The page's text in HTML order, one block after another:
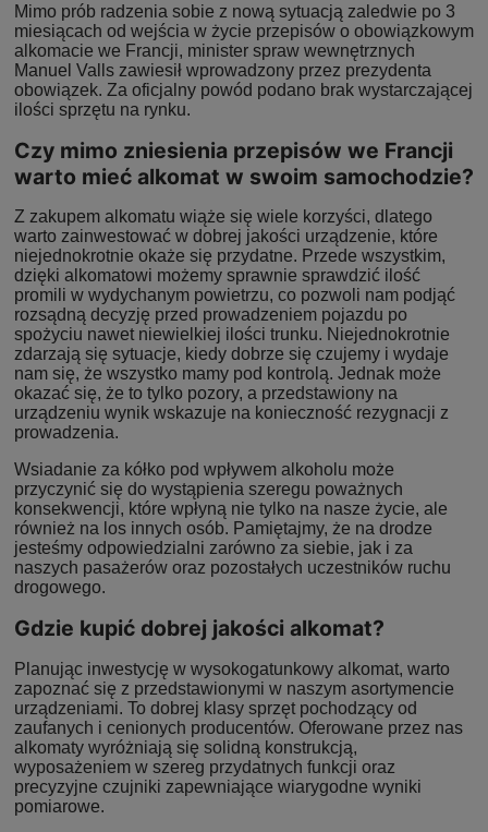
Mimo prób radzenia sobie z nową sytuacją zaledwie po 3
miesiącach od wejścia w życie przepisów o obowiązkowym
alkomacie we Francji, minister spraw wewnętrznych
Manuel Valls zawiesił wprowadzony przez prezydenta
obowiązek. Za oficjalny powód podano brak wystarczającej
ilości sprzętu na rynku.
Czy mimo zniesienia przepisów we Francji
warto mieć alkomat w swoim samochodzie?
Z zakupem alkomatu wiąże się wiele korzyści, dlatego
warto zainwestować w dobrej jakości urządzenie, które
niejednokrotnie okaże się przydatne. Przede wszystkim,
dzięki alkomatowi możemy sprawnie sprawdzić ilość
promili w wydychanym powietrzu, co pozwoli nam podjąć
rozsądną decyzję przed prowadzeniem pojazdu po
spożyciu nawet niewielkiej ilości trunku. Niejednokrotnie
zdarzają się sytuacje, kiedy dobrze się czujemy i wydaje
nam się, że wszystko mamy pod kontrolą. Jednak może
okazać się, że to tylko pozory, a przedstawiony na
urządzeniu wynik wskazuje na konieczność rezygnacji z
prowadzenia.
Wsiadanie za kółko pod wpływem alkoholu może
przyczynić się do wystąpienia szeregu poważnych
konsekwencji, które wpłyną nie tylko na nasze życie, ale
również na los innych osób. Pamiętajmy, że na drodze
jesteśmy odpowiedzialni zarówno za siebie, jak i za
naszych pasażerów oraz pozostałych uczestników ruchu
drogowego.
Gdzie kupić dobrej jakości alkomat?
Planując inwestycję w wysokogatunkowy alkomat, warto
zapoznać się z przedstawionymi w naszym asortymencie
urządzeniami. To dobrej klasy sprzęt pochodzący od
zaufanych i cenionych producentów. Oferowane przez nas
alkomaty wyróżniają się solidną konstrukcją,
wyposażeniem w szereg przydatnych funkcji oraz
precyzyjne czujniki zapewniające wiarygodne wyniki
pomiarowe.